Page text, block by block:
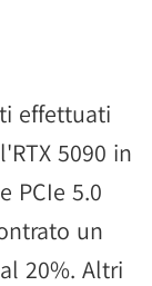
effettuati
5090 in
PCIe 5.0
un
20%. Altri